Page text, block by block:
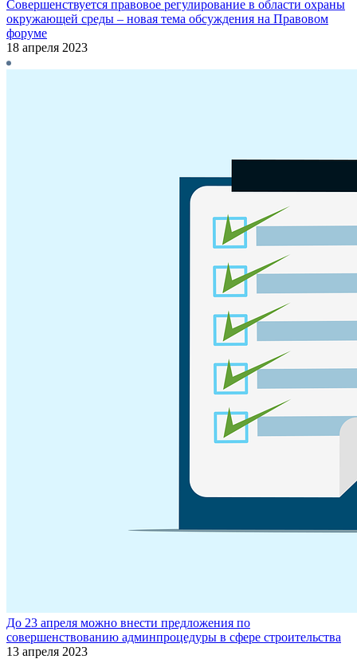
Совершенствуется правовое регулирование в области охраны
окружающей среды – новая тема обсуждения на Правовом
форуме
18 апреля 2023
До 23 апреля можно внести предложения по
совершенствованию админпроцедуры в сфере строительства
13 апреля 2023